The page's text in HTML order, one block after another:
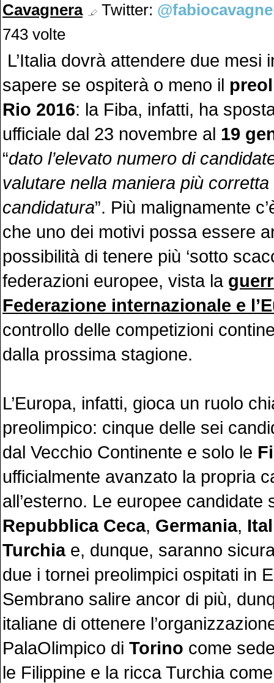
Cavagnera
Twitter:
743 volte
L’Italia dovrà attendere due mesi
sapere se ospiterà o meno il
Rio 2016: la Fiba, infatti, ha
ufficiale dal 23 novembre al 19
“dato l’elevato numero di
valutare nella maniera più corretta
candidatura”. Più malignamente
che uno dei motivi possa essere
possibilità di tenere più ‘sotto
federazioni europee, vista la
Federazione internazionale e
controllo delle competizioni
dalla prossima stagione.
L’Europa, infatti, gioca un ruolo
preolimpico: cinque delle sei
dal Vecchio Continente e solo le
ufficialmente avanzato la propria
all’esterno. Le europee candidate
Repubblica Ceca, Germania,
Turchiae, dunque, saranno
due i tornei preolimpici ospitati in
Sembrano salire ancor di più,
italiane di ottenere
PalaOlimpico di Torino come
le Filippine e la ricca Turchia